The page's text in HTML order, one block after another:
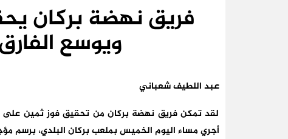
فريق نهضة بركان
ويوسع
عبد اللطيف شعباني
لقد تمكن فريق نهضة بركان من تحقيق فوز ثمين
أجري مساء اليوم الخميس بملعب بركان البلدي، برسم مؤجل الجولة 19 من